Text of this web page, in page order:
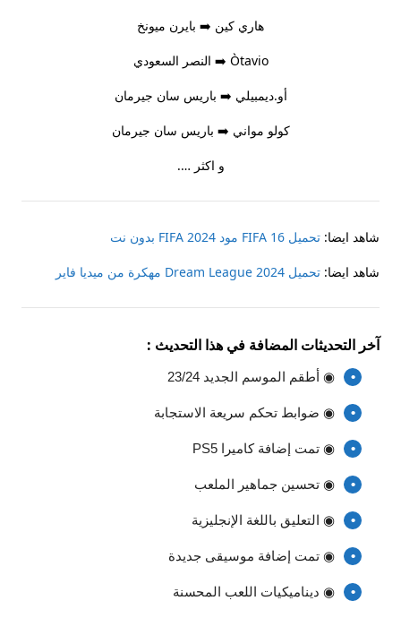
هاري كين ➡️ بايرن ميونخ
Òtavio ➡️ النصر السعودي
أو.ديمبيلي ➡️ باريس سان جيرمان
كولو مواني ➡️ باريس سان جيرمان
و اكثر ….
شاهد ايضا: تحميل FIFA 16 مود FIFA 2024 بدون نت
شاهد ايضا: تحميل Dream League 2024 مهكرة من ميديا فاير
آخر التحديثات المضافة في هذا التحديث :
◉ أطقم الموسم الجديد 23/24
◉ ضوابط تحكم سريعة الاستجابة
◉ تمت إضافة كاميرا PS5
◉ تحسين جماهير الملعب
◉ التعليق باللغة الإنجليزية
◉ تمت إضافة موسيقى جديدة
◉ ديناميكيات اللعب المحسنة